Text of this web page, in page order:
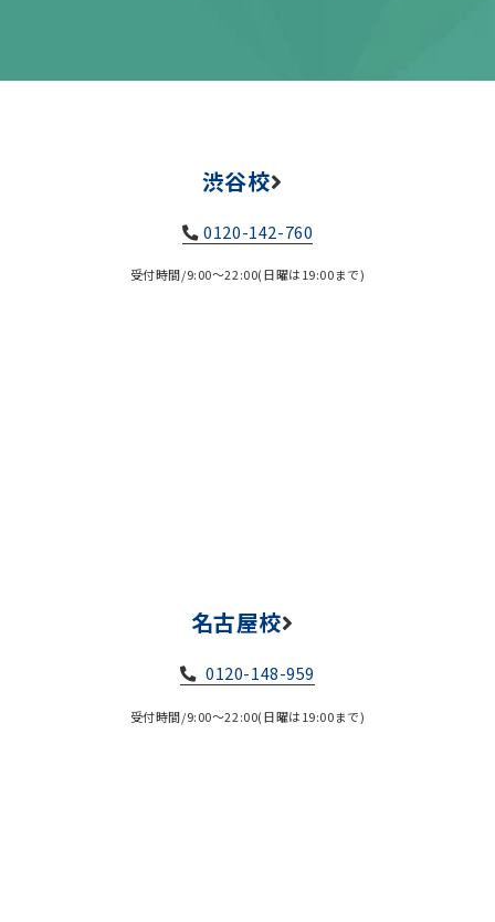
渋谷校
0120-142-760
受付時間/9:00～22:00(日曜は19:00まで)
名古屋校
0120-148-959
受付時間/9:00～22:00(日曜は19:00まで)